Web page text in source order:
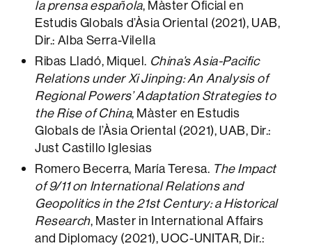
la prensa española, Màster Oficial en
Estudis Globals d’Àsia Oriental (2021), UAB,
Dir.: Alba Serra-Vilella
Ribas Lladó, Miquel. China’s Asia-Pacific
Relations under Xi Jinping: An Analysis of
Regional Powers’ Adaptation Strategies to
the Rise of China, Màster en Estudis
Globals de l’Àsia Oriental (2021), UAB, Dir.:
Just Castillo Iglesias
Romero Becerra, María Teresa. The Impact
of 9/11 on International Relations and
Geopolitics in the 21st Century: a Historical
Research, Master in International Affairs
and Diplomacy (2021), UOC-UNITAR, Dir.: